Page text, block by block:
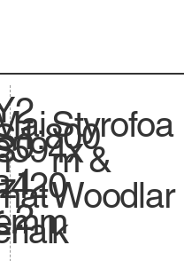
2
0
1
2
1:800
594x
420
mm
Styrofoa
m &
Woodlar
k